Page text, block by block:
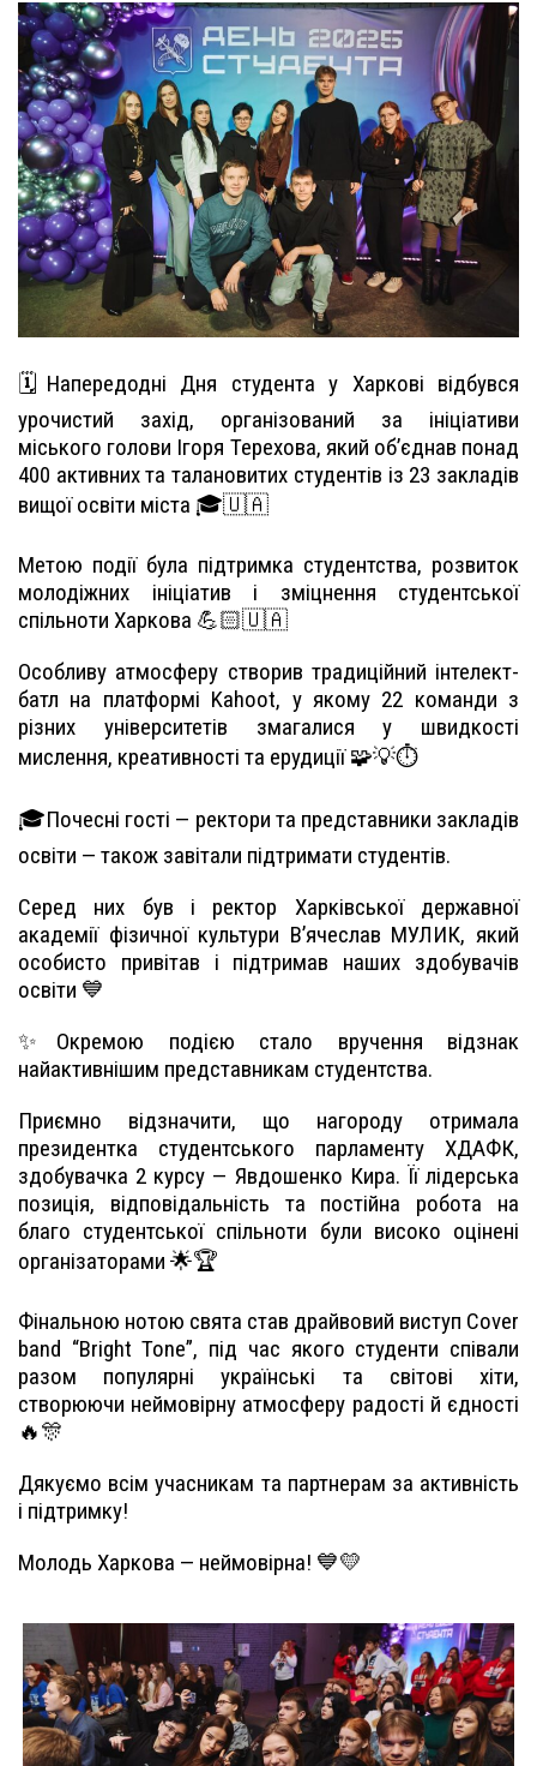
🗓Напередодні Дня студента у Харкові відбувся
урочистий захід, організований за ініціативи
міського голови Ігоря Терехова, який об’єднав понад
400 активних та талановитих студентів із 23 закладів
вищої освіти міста 🎓🇺🇦
Метою події була підтримка студентства, розвиток
молодіжних ініціатив і зміцнення студентської
спільноти Харкова 💪🏻🇺🇦
Особливу атмосферу створив традиційний інтелект-
батл на платформі Kahoot, у якому 22 команди з
різних університетів змагалися у швидкості
мислення, креативності та ерудиції 🧩💡⏱️
🎓Почесні гості — ректори та представники закладів
освіти — також завітали підтримати студентів.
Серед них був і ректор Харківської державної
академії фізичної культури В’ячеслав МУЛИК, який
особисто привітав і підтримав наших здобувачів
освіти 💙
✨Окремою подією стало вручення відзнак
найактивнішим представникам студентства.
Приємно відзначити, що нагороду отримала
президентка студентського парламенту ХДАФК,
здобувачка 2 курсу — Явдошенко Кира. Її лідерська
позиція, відповідальність та постійна робота на
благо студентської спільноти були високо оцінені
організаторами 🌟🏆
Фінальною нотою свята став драйвовий виступ Cover
band “Bright Tone”, під час якого студенти співали
разом популярні українські та світові хіти,
створюючи неймовірну атмосферу радості й єдності
🔥🎊
Дякуємо всім учасникам та партнерам за активність
і підтримку!
Молодь Харкова — неймовірна! 💙💛